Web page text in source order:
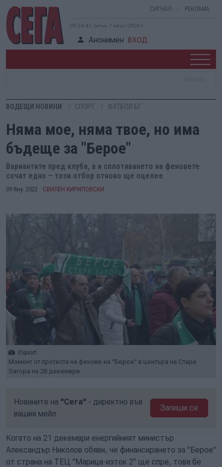
СИГНАЛ РЕКЛАМА
05:24:47, петък, 7 август 2026 г.
Анонимен ВХОД
ВОДЕЩИ НОВИНИ СПОРТ ФУТБОЛ БГ
Няма мое, няма твое, но има
бъдеще за "Берое"
Вариантите пред клуба, а и сплотяването на феновете
сочат едно – този отбор отново ще оцелее
09 Яну. 2022 СВИЛЕН КИРИЛОВСКИ
Dsport
Момент от протеста на фенове на "Берое" в центъра на Стара
Загора на 28 декември.
Новините на "Сега" - директно във
вашия мейл.
Запиши се
Когато на 21 декември енергийният министър
Александър Николов обяви, че финансирането за "Берое"
от страна на ТЕЦ "Марица-изток 2" ще спре, това бе